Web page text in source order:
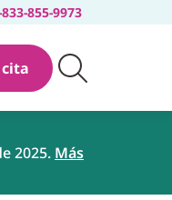
833-855-9973
2025. Más